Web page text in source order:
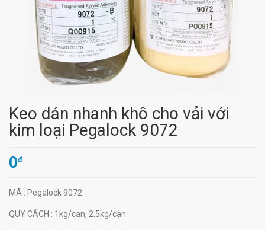
Keo dán nhanh khô cho vải với
kim loại Pegalock 9072
0đ
MÃ : Pegalock 9072
QUY CÁCH : 1kg/can, 2.5kg/can